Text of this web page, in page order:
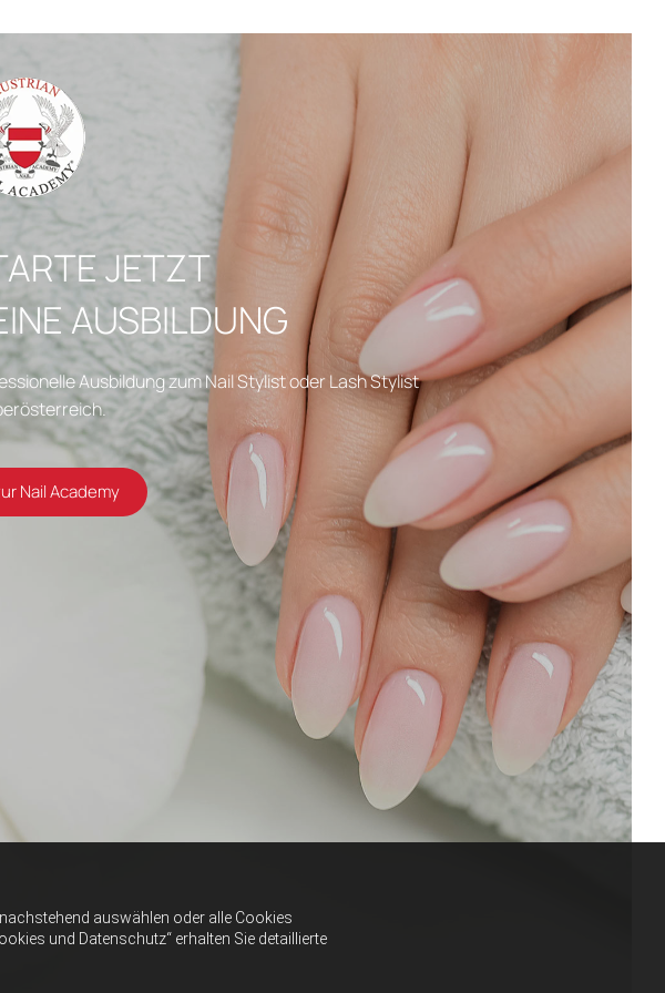
auswählen oder alle Cookies
und Datenschutz“ erhalten Sie detaillierte
JETZT
AUSBILDUNG
Ausbildung zum Nail Stylist oder Lash Stylist
Nail Academy